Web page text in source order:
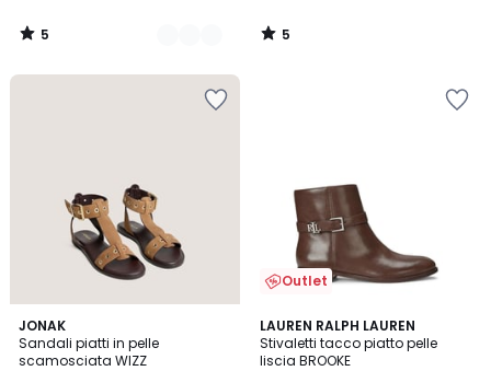
5
/
5
/
JONAK
Sandali piatti in pelle
scamosciata WIZZ
Outlet
LAUREN RALPH LAUREN
Stivaletti tacco piatto pelle
liscia BROOKE
4,7
/ 5